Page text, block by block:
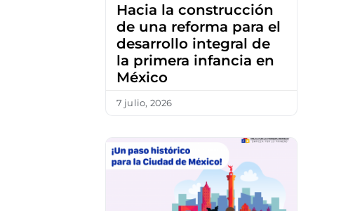
Hacia la construcción
de una reforma para el
desarrollo integral de
la primera infancia en
México
7 julio, 2026